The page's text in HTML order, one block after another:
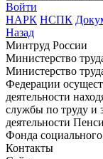
Войти
НАРК НСПК
Назад
Минтруд России
Министерство
Министерство
Федерации
деятельности
службы по труду и
деятельности
Фонда
Контакты